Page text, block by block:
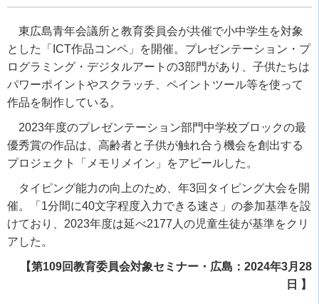
東広島青年会議所と教育委員会が共催で小中学生を対象
とした「 ICT作品コンペ」を開催。プレゼンテーション・プ
ログラミング・デジタルアートの3部門があり、子供たちは
パワーポイントやスクラッチ、ペイントツール等を使って
作品を制作している。
2023年度のプレゼンテーション部門中学校ブロックの最
優秀賞の作品は、高齢者と子供が触れ合う機会を創出する
プロジェクト「メモリメイン」をアピールした。
タイピング能力の向上のため、年3回タイピング大会を開
催。「 1分間に40文字程度入力できる速さ」の参加基準を設
けており、 2023年度は延べ2177 人の児童生徒が基準をクリ
アした。
【第109回教育委員会対象セミナー・広島：2024年3月28
日 】